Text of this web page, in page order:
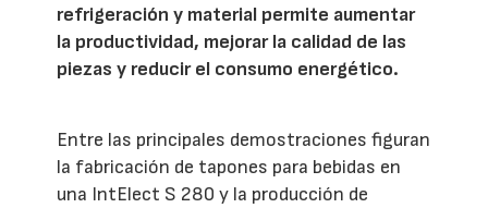
refrigeración y material permite aumentar
la productividad, mejorar la calidad de las
piezas y reducir el consumo energético.
Entre las principales demostraciones figuran
la fabricación de tapones para bebidas en
una IntElect S 280 y la producción de